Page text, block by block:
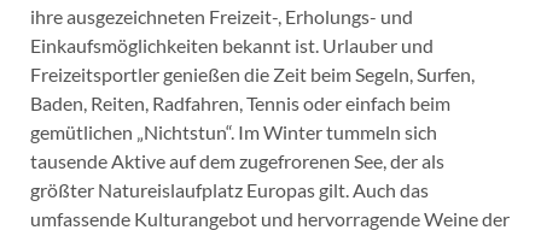
ihre ausgezeichneten Freizeit-, Erholungs- und
Einkaufsmöglichkeiten bekannt ist. Urlauber und
Freizeitsportler genießen die Zeit beim Segeln, Surfen,
Baden, Reiten, Radfahren, Tennis oder einfach beim
gemütlichen „Nichtstun“. Im Winter tummeln sich
tausende Aktive auf dem zugefrorenen See, der als
größter Natureislaufplatz Europas gilt. Auch das
umfassende Kulturangebot und hervorragende Weine der